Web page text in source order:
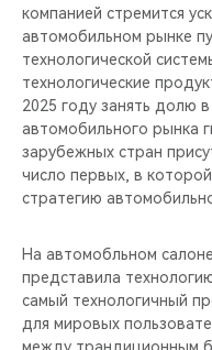
компанией стремится
автомобильном рынке
технологической
технологические
2025 году занять долю
автомобильного рынка
зарубежных стран
число первых, в
стратегию
На автомобльном
представила
самый технологичный
для мировых
между трандиционным